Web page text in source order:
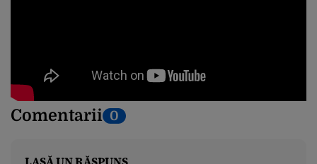
Comentarii 0